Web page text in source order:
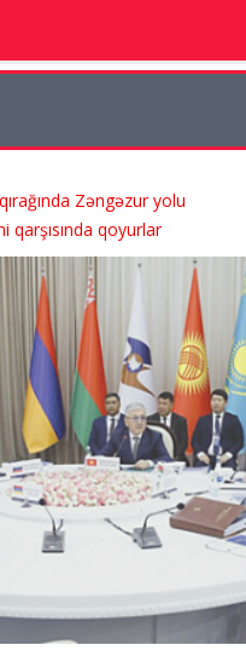
Zəngəzur yolu
qarşısında qoyurlar